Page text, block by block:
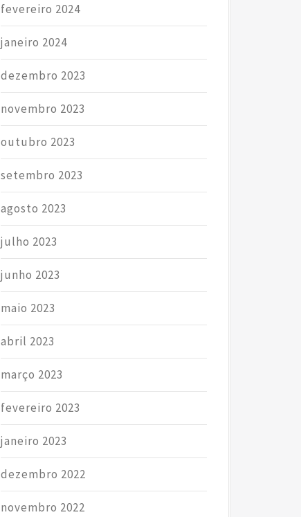
fevereiro 2024
janeiro 2024
dezembro 2023
novembro 2023
outubro 2023
setembro 2023
agosto 2023
julho 2023
junho 2023
maio 2023
abril 2023
março 2023
fevereiro 2023
janeiro 2023
dezembro 2022
novembro 2022